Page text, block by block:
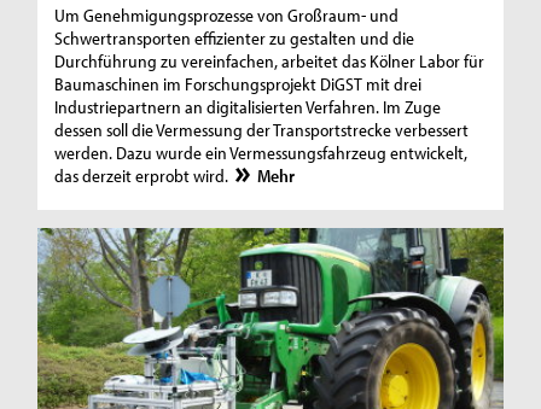
Um Genehmigungsprozesse von Großraum- und
Schwertransporten effizienter zu gestalten und die
Durchführung zu vereinfachen, arbeitet das Kölner Labor für
Baumaschinen im Forschungsprojekt DiGST mit drei
Industriepartnern an digitalisierten Verfahren. Im Zuge
dessen soll die Vermessung der Transportstrecke verbessert
werden. Dazu wurde ein Vermessungsfahrzeug entwickelt,
das derzeit erprobt wird.
Mehr